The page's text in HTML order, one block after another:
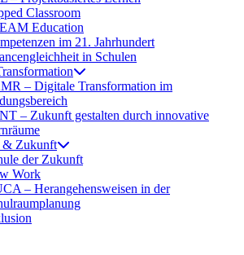
Classroom
Education
im 21. Jahrhundert
in Schulen
– Digitale Transformation im
– Zukunft gestalten durch innovative
& Zukunft
der Zukunft
Work
– Herangehensweisen in der